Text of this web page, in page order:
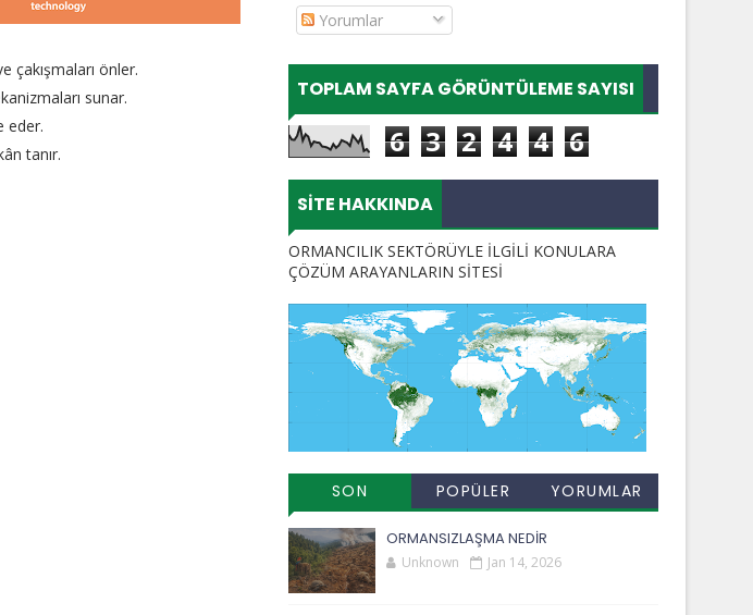
çakışmaları önler.
sunar.
eder.
tanır.
Yorumlar
TOPLAM SAYFA GÖRÜNTÜLEME SAYISI
6 3 2 4 4 6
SITE HAKKINDA
ORMANCILIK SEKTÖRÜYLE İLGİLİ KONULARA
ÇÖZÜM ARAYANLARIN SİTESİ
SON
EKLENENLER
POPÜLER
YORUMLAR
ORMANSIZLAŞMA NEDİR
Unknown Jan 14, 2026